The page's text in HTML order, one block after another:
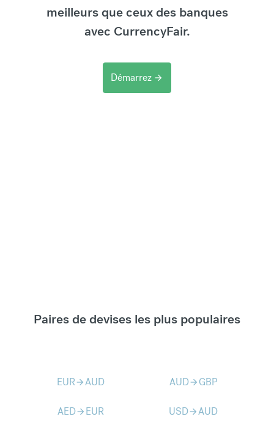
meilleurs que ceux des banques
avec CurrencyFair.
Démarrez arrow_forward
Paires de devises les plus populaires
EURarrow_forwardAUD AUDarrow_forward GBP
AEDarrow_forward EUR USDarrow_forwardAUD